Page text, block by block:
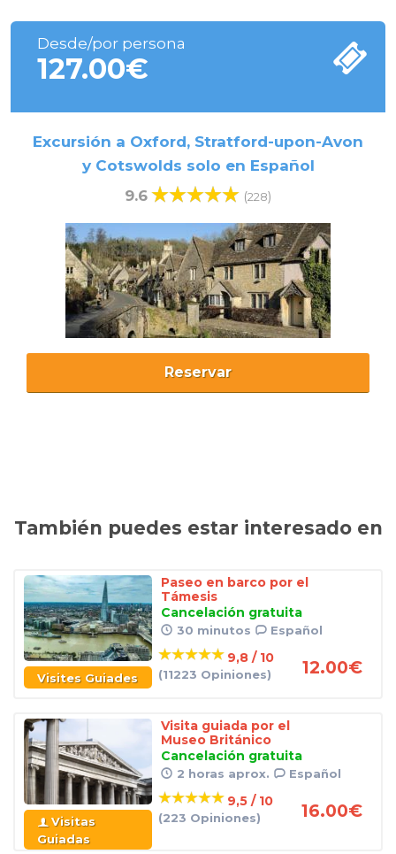
Desde/por persona
127.00€
Excursión a Oxford, Stratford-upon-Avon
y Cotswolds solo en Español
9.6
(228)
Reservar
También puedes estar interesado en
Visites Guiades
Paseo en barco por el
Támesis
Cancelación gratuita
30 minutos Español
9,8 / 10
(11223 Opiniones) 12.00€
Visitas
Guiadas
Visita guiada por el
Museo Británico
Cancelación gratuita
2 horas aprox. Español
9,5 / 10
(223 Opiniones) 16.00€